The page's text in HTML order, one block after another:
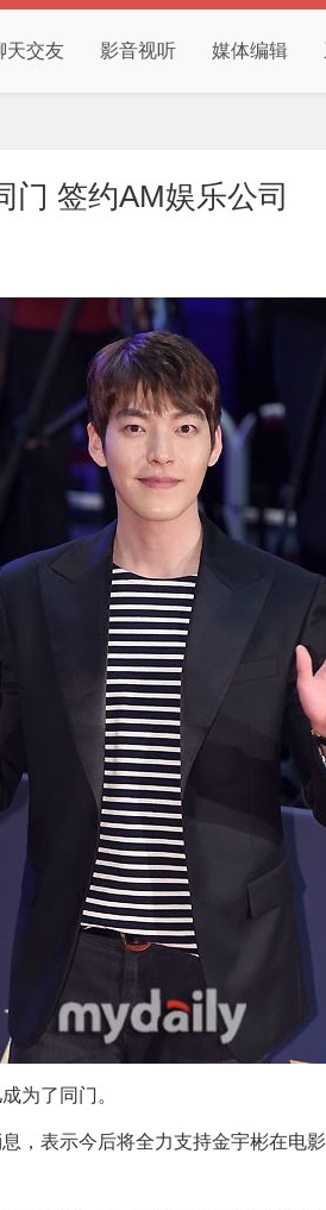
天交友 影音视听 媒体编辑
门 签约AM娱乐公司
为了同门。
，表示今后将全力支持金宇彬在电